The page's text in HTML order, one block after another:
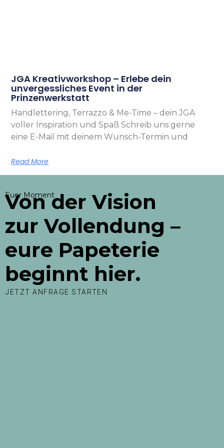
JGA Kreativworkshop – Erlebe dein
unvergessliches Event in der
Prinzenwerkstatt
Handlettering, Terrazzo & Me-Time – dein JGA
voller Inspiration und Spaß Schreib uns gerne
eine E-Mail mit deinem Wunsch-Termin und
Read More
Euer Moment
Von der Vision
zur Vollendung –
eure Papeterie
beginnt hier.
JETZT ANFRAGE STARTEN